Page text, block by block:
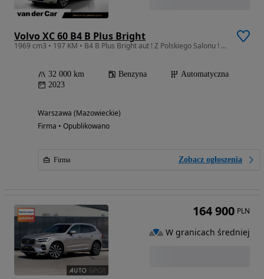
Volvo XC 60 B4 B Plus Bright
1969 cm3 • 197 KM • B4 B Plus Bright aut ! Z Polskiego Salonu ! Faktura VAT !
32 000 km Benzyna
Automatyczna
2023
Warszawa (Mazowieckie)
Firma • Opublikowano
Firma Zobacz ogłoszenia
164 900 PLN
W granicach średniej